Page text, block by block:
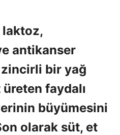
laktoz,
antikanser
bir yağ
faydalı
büyümesini
olarak süt, et